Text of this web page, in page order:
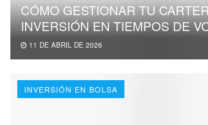
CÓMO GESTIONAR TU
INVERSIÓN EN TIEMPOS DE
11 DE ABRIL DE 2026
INVERSIÓN EN BOLSA